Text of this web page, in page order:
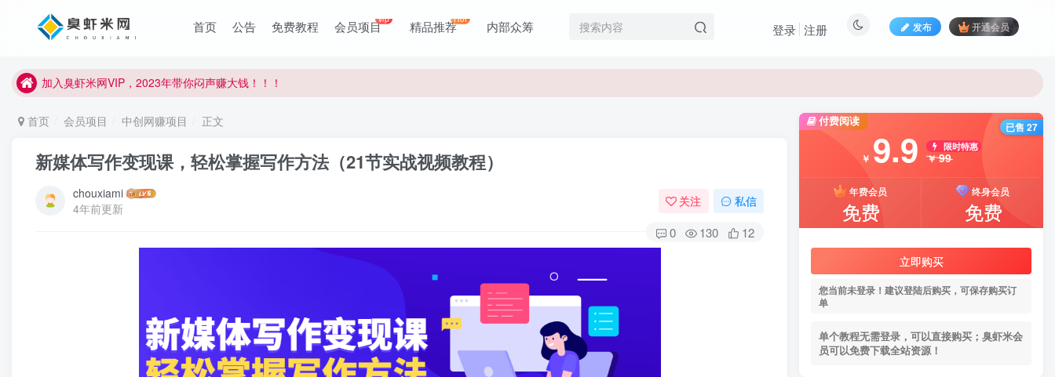
首页 公告 免费教程 会员项目vip 精品推荐Hot 内部众筹 发布 开通会员
登录 注册
加入臭虾米网VIP，2023年带你闷声赚大钱！！！
加入臭虾米网VIP，2023年带你闷声赚大钱！！！
首页 会员项目 中创网赚项目 正文
新媒体写作变现课，轻松掌握写作方法（21节实战视频教程）
chouxiami
4年前更新
关注 私信
0 130 12
付费阅读
￥ 9.9 限时特惠
￥99
年费会员
免费
终身会员
免费
立即购买
您当前未登录！建议登陆后购买，可保存购买订
单
单个教程无需登录，可以直接购买；臭虾米会
员可以免费下载全站资源！
已售 27